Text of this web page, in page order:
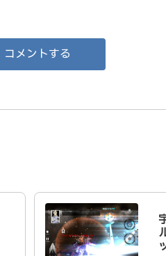
コメントする